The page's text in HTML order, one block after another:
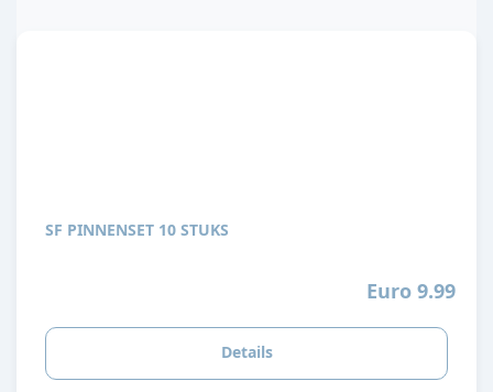
SF PINNENSET 10 STUKS
Euro 9.99
Details